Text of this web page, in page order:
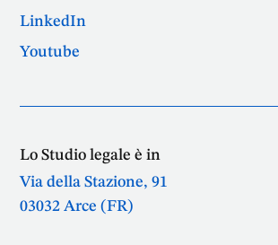
LinkedIn
Youtube
Lo Studio legale è in
Via della Stazione, 91
03032 Arce (FR)